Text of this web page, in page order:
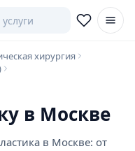
хирургия
в Москве
в Москве: от